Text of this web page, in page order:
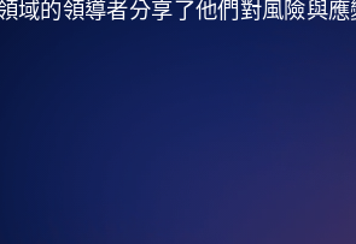
域的領導者分享了他們對風險與應